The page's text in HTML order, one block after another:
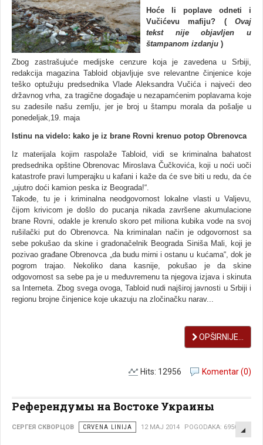
Hoće li poplave odneti i
Vučićevu mafiju? (Ovaj
tekst nije objavlјen u
štampanom izdanju )
Zbog zastrašujuće medijske cenzure koja je zavedena u Srbiji,
redakcija magazina Tabloid objavlјuje sve relevantne činjenice koje
teško optužuju predsednika Vlade Aleksandra Vučića i najveći deo
državnog vrha, za tragične događaje u nezapamćenim poplavama koje
su zadesile našu zemlјu, jer je broj u štampu morala da pošalјe u
ponedelјak,19. maja
Istinu na videlo: kako je iz brane Rovni krenuo potop Obrenovca
Iz materijala kojim raspolaže Tabloid, vidi se kriminalna bahatost
predsednika opštine Obrenovac Miroslava Čučkovića, koji u noći uoči
katastrofe pravi lumperajku u kafani i kaže da će sve biti u redu, da će
„ujutro doći kamion peska iz Beograda!“.
Takođe, tu je i kriminalna neodgovornost lokalne vlasti u Valјevu,
čijom krivicom je došlo do pucanja nikada završene akumulacione
brane Rovni, odakle je krenulo skoro pet miliona kubika vode na svoj
rušilački put do Obrenovca. Na kriminalan način je odgovornost sa
sebe pokušao da skine i gradonačelnik Beograda Siniša Mali, koji je
pozivao građane Obrenovca „da budu mirni i ostanu u kućama“, dok je
pogrom trajao. Nekoliko dana kasnije, pokušao je da skine
odgovornost sa sebe pa je u međuvremenu ta njegova izjava i skinuta
sa Interneta. Zbog svega ovoga, Tabloid nudi najširoj javnosti u Srbiji i
regionu brojne činjenice koje ukazuju na zločinačku narav...
OPŠIRNIJE...
Komentar (0)
Hits: 12956
Референдумы на Востоке Украины
СЕРГЕЯ СКВОРЦОВ CRVENA LINIJA 12 MAJ 2014 POGODAKA: 6950